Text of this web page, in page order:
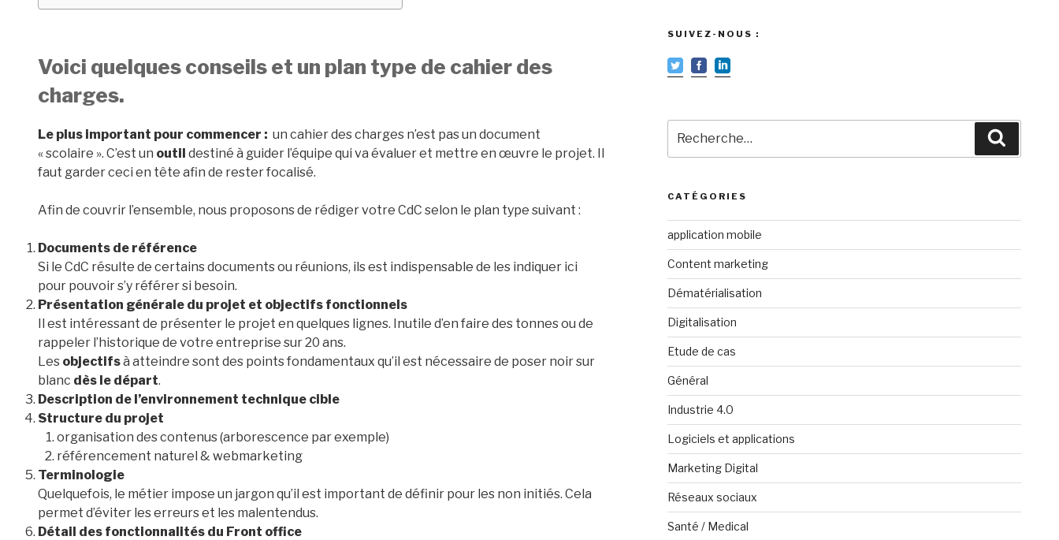
Voici quelques conseils et un plan type de cahier des
charges.
Le plus important pour commencer : un cahier des charges n’est pas un document
« scolaire ». C’est un outil destiné à guider l’équipe qui va évaluer et mettre en œuvre le projet. Il
faut garder ceci en tête afin de rester focalisé.
Afin de couvrir l’ensemble, nous proposons de rédiger votre CdC selon le plan type suivant :
Documents de référence
Si le CdC résulte de certains documents ou réunions, ils est indispensable de les indiquer ici
pour pouvoir s’y référer si besoin.
Présentation générale du projet et objectifs fonctionnels
Il est intéressant de présenter le projet en quelques lignes. Inutile d’en faire des tonnes ou de
rappeler l’historique de votre entreprise sur 20 ans.
Les objectifsà atteindre sont des points fondamentaux qu’il est nécessaire de poser noir sur
blanc dès le départ.
Description de l’environnement technique cible
Structure du projet
organisation des contenus (arborescence par exemple)
référencement naturel & webmarketing
Terminologie
Quelquefois, le métier impose un jargon qu’il est important de définir pour les non initiés. Cela
permet d’éviter les erreurs et les malentendus.
Détail des fonctionnalités du Front office
SUIVEZ-NOUS :
pour
:
CATÉGORIES
application mobile
Content marketing
Dématérialisation
Digitalisation
Etude de cas
Général
Industrie 4.0
Logiciels et applications
Marketing Digital
Réseaux sociaux
Santé / Medical